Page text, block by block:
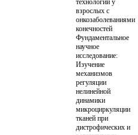
технологий у
взрослых с
онкозаболеваниями
конечностей
Фундаментальное
научное
исследование:
Изучение
механизмов
регуляции
нелинейной
динамики
микроциркуляции
тканей при
дистрофических и